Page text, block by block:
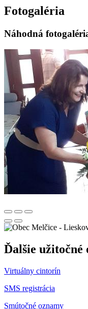
Fotogaléria
Náhodná
Ďalšie užitočné
Virtuálny cintorín
SMS registrácia
Smútočné oznamy